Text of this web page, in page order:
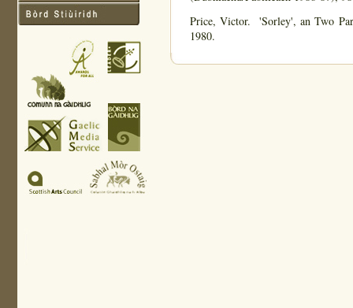
Price, Victor. 'Sorley', an Two
1980.